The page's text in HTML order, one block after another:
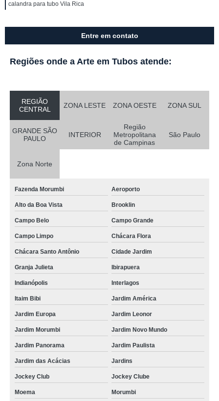
calandra para tubo Vila Rica
Entre em contato
Regiões onde a Arte em Tubos atende:
REGIÃO
CENTRAL
ZONA LESTE ZONA OESTE ZONA SUL
GRANDE SÃO
PAULO
INTERIOR
Região
Metropolitana
de Campinas
São Paulo
Zona Norte
Fazenda Morumbi Aeroporto
Alto da Boa Vista Brooklin
Campo Belo Campo Grande
Campo Limpo Chácara Flora
Chácara Santo Antônio Cidade Jardim
Granja Julieta Ibirapuera
Indianópolis Interlagos
Itaim Bibi Jardim América
Jardim Europa Jardim Leonor
Jardim Morumbi Jardim Novo Mundo
Jardim Panorama Jardim Paulista
Jardim das Acácias Jardins
Jockey Club Jockey Clube
Moema Morumbi